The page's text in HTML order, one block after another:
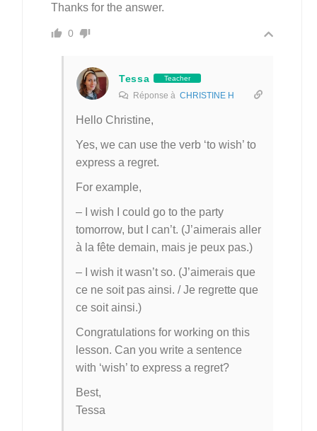
Thanks for the answer.
0
Tessa Teacher
Réponse à CHRISTINE H
Hello Christine,
Yes, we can use the verb ‘to wish’ to
express a regret.
For example,
– I wish I could go to the party
tomorrow, but I can’t. (J’aimerais aller
à la fête demain, mais je peux pas.)
– I wish it wasn’t so. (J’aimerais que
ce ne soit pas ainsi. / Je regrette que
ce soit ainsi.)
Congratulations for working on this
lesson. Can you write a sentence
with ‘wish’ to express a regret?
Best,
Tessa